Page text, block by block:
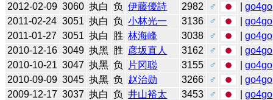
2012-02-09 3060 执白 负 伊藤優詩 2982 ♂ |go4go
2011-02-24 3051 执白 负 小林光一 3136 ♂ |go4go
2011-01-27 3051 执白 胜 林海峰 3038 ♂ |go4go
2010-12-16 3049 执黑 胜 彦坂直人 3162 ♂ |go4go
2010-10-21 3047 执黑 负 片冈聪 3155 ♂ |go4go
2010-09-09 3045 执黑 负 赵治勋 3266 ♂ |go4go
2009-12-17 3037 执白 负 井山裕太 3453 ♂ |go4go